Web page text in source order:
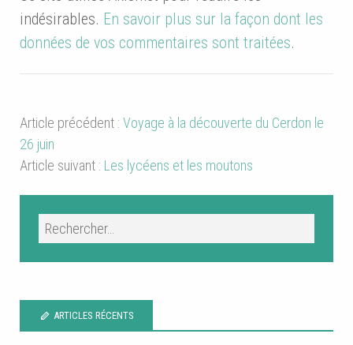
indésirables. En savoir plus sur la façon dont les
données de vos commentaires sont traitées.
Article précédent : Voyage à la découverte du Cerdon le
26 juin
Article suivant : Les lycéens et les moutons
ARTICLES RÉCENTS